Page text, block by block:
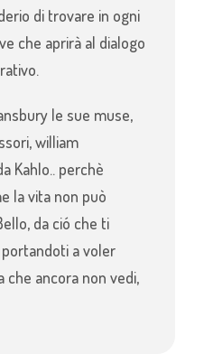
di trovare in ogni
che aprirà al dialogo
le sue muse,
william
Kahlo.. perchè
la vita non può
da ció che ti
a voler
che ancora non vedi,